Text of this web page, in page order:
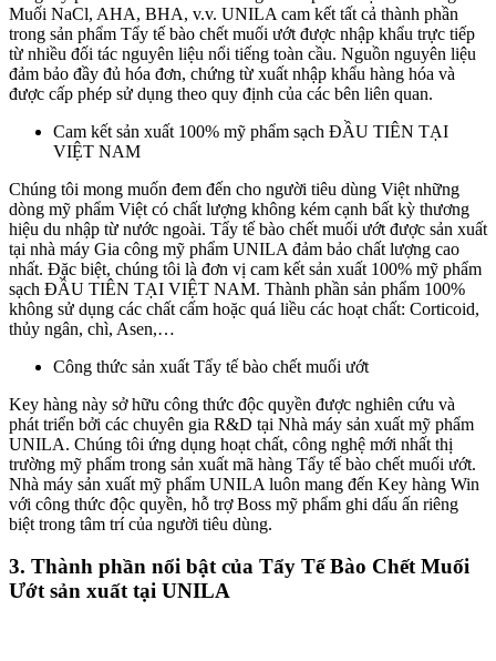
Muối NaCl, AHA, BHA, v.v. UNILA cam kết tất cả thành phần
trong sản phẩm Tẩy tế bào chết muối ướt được nhập khẩu trực tiếp
từ nhiều đối tác nguyên liệu nổi tiếng toàn cầu. Nguồn nguyên liệu
đảm bảo đầy đủ hóa đơn, chứng từ xuất nhập khẩu hàng hóa và
được cấp phép sử dụng theo quy định của các bên liên quan.
Cam kết sản xuất 100% mỹ phẩm sạch ĐẦU TIÊN TẠI
VIỆT NAM
Chúng tôi mong muốn đem đến cho người tiêu dùng Việt những
dòng mỹ phẩm Việt có chất lượng không kém cạnh bất kỳ thương
hiệu du nhập từ nước ngoài. Tẩy tế bào chết muối ướt được sản xuất
tại nhà máy Gia công mỹ phẩm UNILA đảm bảo chất lượng cao
nhất. Đặc biệt, chúng tôi là đơn vị cam kết sản xuất 100% mỹ phẩm
sạch ĐẦU TIÊN TẠI VIỆT NAM. Thành phần sản phẩm 100%
không sử dụng các chất cấm hoặc quá liều các hoạt chất: Corticoid,
thủy ngân, chì, Asen,…
Công thức sản xuất Tẩy tế bào chết muối ướt
Key hàng này sở hữu công thức độc quyền được nghiên cứu và
phát triển bởi các chuyên gia R&D tại Nhà máy sản xuất mỹ phẩm
UNILA. Chúng tôi ứng dụng hoạt chất, công nghệ mới nhất thị
trường mỹ phẩm trong sản xuất mã hàng Tẩy tế bào chết muối ướt.
Nhà máy sản xuất mỹ phẩm UNILA luôn mang đến Key hàng Win
với công thức độc quyền, hỗ trợ Boss mỹ phẩm ghi dấu ấn riêng
biệt trong tâm trí của người tiêu dùng.
3. Thành phần nổi bật của Tẩy Tế Bào Chết Muối
Ướt sản xuất tại UNILA